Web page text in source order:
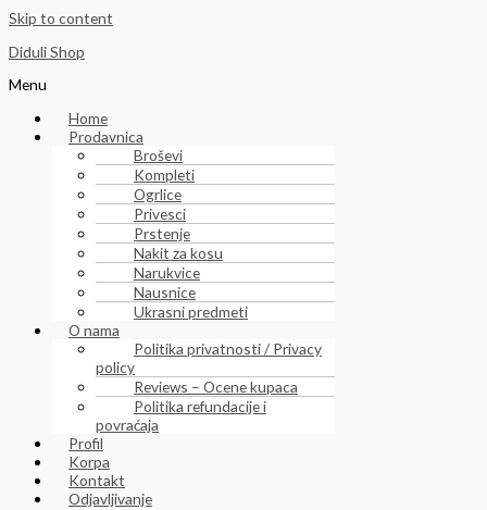
Skip to content
Diduli Shop
Menu
Home
Prodavnica
Broševi
Kompleti
Ogrlice
Privesci
Prstenje
Nakit za kosu
Narukvice
Nausnice
Ukrasni predmeti
O nama
Politika privatnosti / Privacy
policy
Reviews – Ocene kupaca
Politika refundacije i
povraćaja
Profil
Korpa
Kontakt
Odjavljivanje